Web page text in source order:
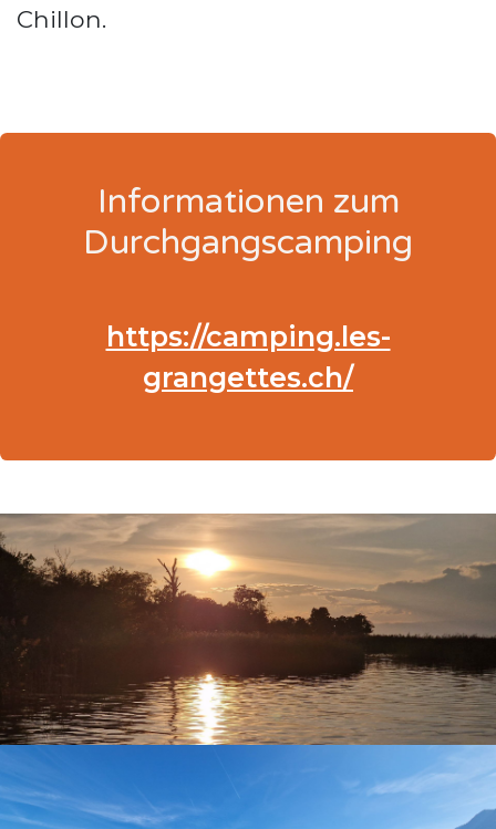
Chillon.
Informationen zum
Durchgangscamping
https://camping.les-
grangettes.ch/